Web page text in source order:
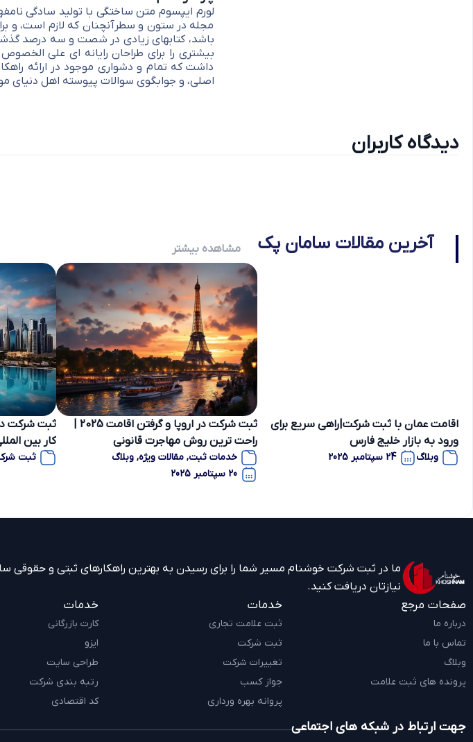
لورم ایپسوم متن ساختگی با تولید سادگی
مجله در ستون و سطرآنچنان که لازم است، و
باشد، کتابهای زیادی در شصت و سه درصد
بیشتری را برای طراحان رایانه ای علی
داشت که تمام و دشواری موجود در ارائه
اصلی، و جوابگوی سوالات پیوسته اهل دنیای
دیدگاه کاربران
آخرین مقالات سامان پک مشاهده بیشتر
اقامت عمان با ثبت شرکت|راهی سریع برای
ورود به بازار خلیج فارس
وبلاگ 24 سپتامبر 2025
راحت ترین روش مهاجرت قانونی
خدمات ثبت, مقالات ویژه, وبلاگ
20 سپتامبر 2025
ثبت شرکت
کار بین
ثبت
ما در ثبت شرکت خوشنام مسیر شما را برای رسیدن به بهترین راهکارهای ثبتی و حقوقی
نیازتان دریافت کنید.
صفحات مرجع
درباره ما
تماس با ما
وبلاگ
پرونده های ثبت علامت
خدمات
ثبت علامت تجاری
ثبت شرکت
تغییرات شرکت
جواز کسب
پروانه بهره ورداری
خدمات
کارت بازرگانی
ایزو
طراحی سایت
رتبه بندی شرکت
کد اقتصادی
جهت ارتباط در شبکه های اجتماعی